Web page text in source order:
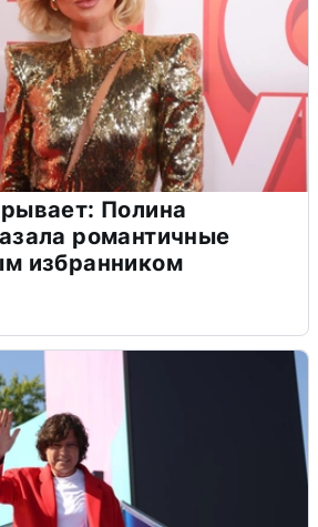
Полина
романтичные
избранником